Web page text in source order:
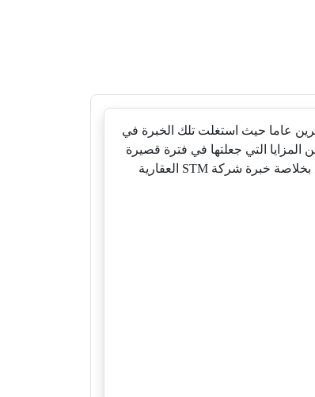
عاما حيث استغلت تلك الخبرة في
التي جعلتها في فترة قصيرة
من الشركات الرائدة في السوق بالاضافة الى انها تركت بصمتها عن طريق تأسيس مشروع مايان التجمع الخامس، والذي يتمتع بخلاصة خبرة شركة STM العقارية